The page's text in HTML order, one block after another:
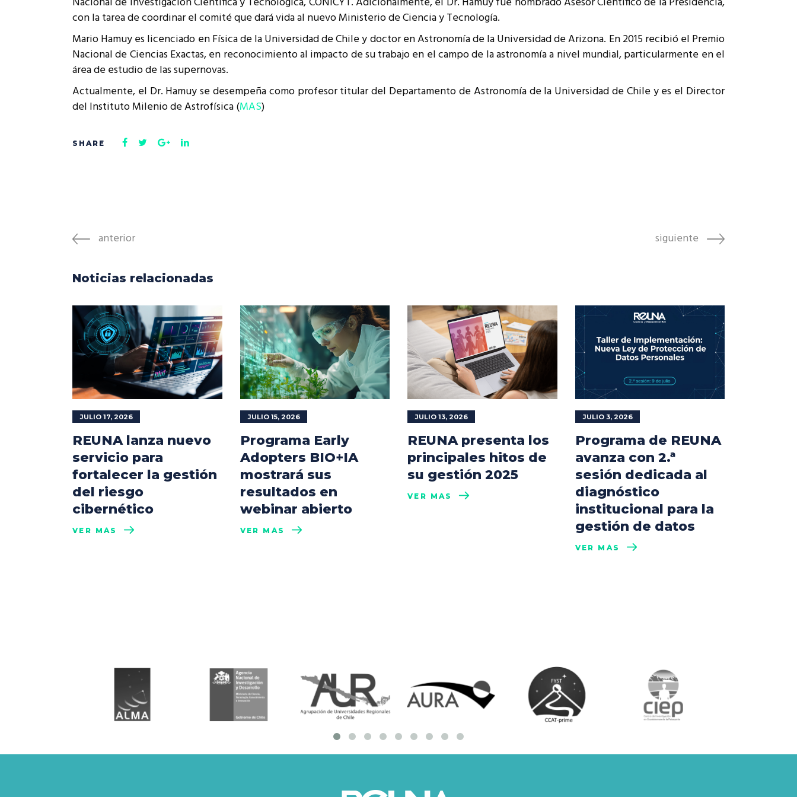
Cumplimiento Legal
Representantes Técnicos
Cómo integrarse a REUNA
con la tarea de coordinar el comité que dará vida al nuevo Ministerio de Ciencia y Tecnología.
Mario Hamuy es licenciado en Física de la Universidad de Chile y doctor en Astronomía de la Universidad de Arizona. En 2015 recibió el Premio
Nacional de Ciencias Exactas, en reconocimiento al impacto de su trabajo en el campo de la astronomía a nivel mundial, particularmente en el
área de estudio de las supernovas.
Actualmente, el Dr. Hamuy se desempeña como profesor titular del Departamento de Astronomía de la Universidad de Chile y es el Director
del Instituto Milenio de Astrofísica (MAS)
anterior siguiente
Noticias relacionadas
JULIO 17, 2026
REUNA lanza nuevo
servicio para
fortalecer la gestión
del riesgo
cibernético
VER MÁS
JULIO 15, 2026
Programa Early
Adopters BIO+IA
mostrará sus
resultados en
webinar abierto
VER MÁS
JULIO 13, 2026
REUNA presenta los
principales hitos de
su gestión 2025
VER MÁS
JULIO 3, 2026
Programa de REUNA
avanza con 2.ª
sesión dedicada al
diagnóstico
institucional para la
gestión de datos
VER MÁS